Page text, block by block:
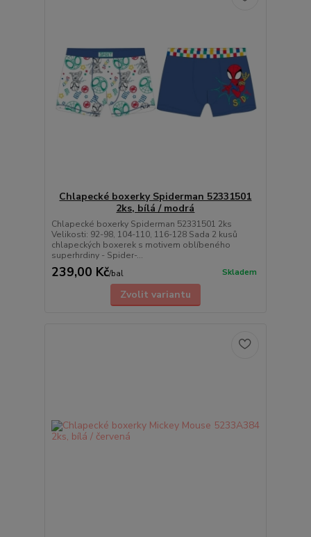
Chlapecké boxerky Spiderman 52331501
2ks, bílá / modrá
Chlapecké boxerky Spiderman 52331501 2ks
Velikosti: 92-98, 104-110, 116-128 Sada 2 kusů
chlapeckých boxerek s motivem oblíbeného
superhrdiny - Spider-...
239,00 Kč/bal Skladem
Zvolit variantu